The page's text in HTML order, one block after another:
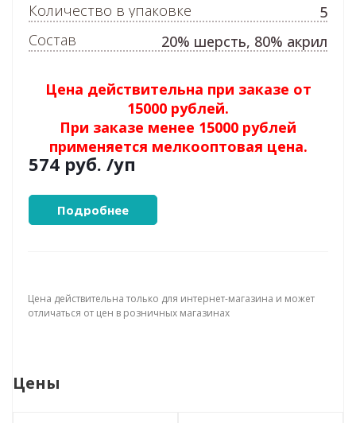
Цена действительна при заказе от
15000 рублей.
При заказе менее 15000 рублей
применяется мелкооптовая цена.
574 руб. /уп
Подробнее
Количество в упаковке
5
Состав
20% шерсть, 80% акрил
Цена действительна только для интернет-магазина и может
отличаться от цен в розничных магазинах
Цены